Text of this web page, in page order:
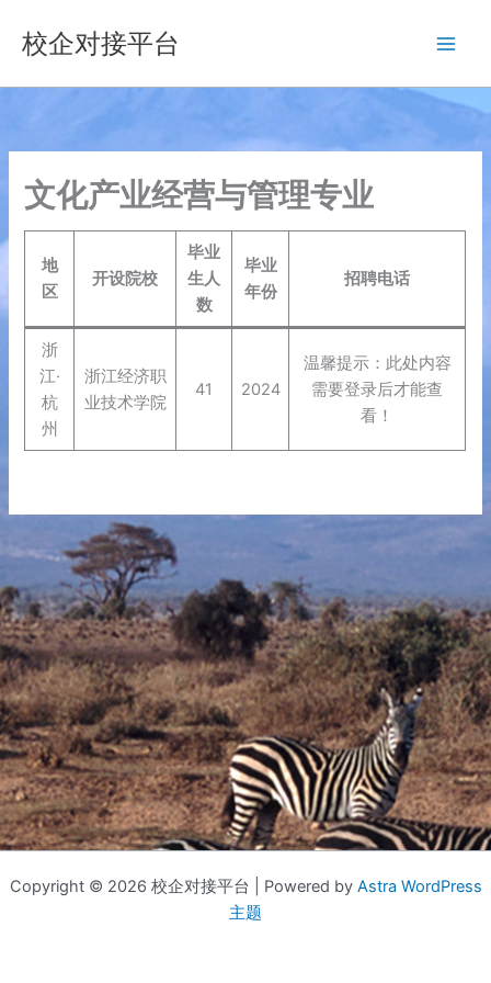
容
校企对接平台
文化产业经营与管理专业
地
区
开设院校
毕业
生人
数
毕业
年份
招聘电话
浙
江·
杭
州
浙江经济职
业技术学院
41 2024
温馨提示：此处内容
需要登录后才能查
看！
Copyright © 2026 校企对接平台 | Powered by Astra WordPress
主题